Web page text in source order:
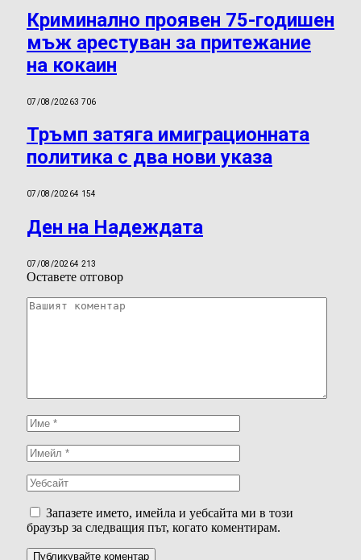
Криминално проявен 75-годишен
мъж арестуван за притежание
на кокаин
07/08/20263 706
Тръмп затяга имиграционната
политика с два нови указа
07/08/20264 154
Ден на Надеждата
07/08/20264 213
Оставете отговор
Запазете името, имейла и уебсайта ми в този
браузър за следващия път, когато коментирам.